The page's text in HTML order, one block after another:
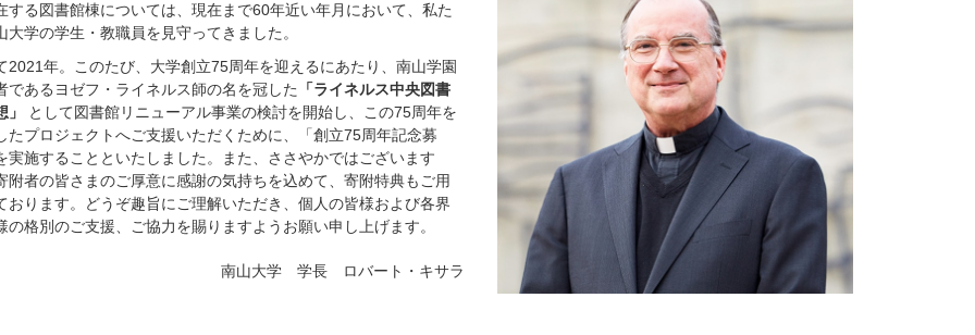
する図書館棟については、現在まで60年近い年月において、私た
大学の学生・教職員を見守ってきました。
2021年。このたび、大学創立75周年を迎えるにあたり、南山学園
であるヨゼフ・ライネルス師の名を冠した
「ライネルス中央図書
」 として図書館リニューアル事業の検討を開始し、この75周年を
たプロジェクトへご支援いただくために、「創立75周年記念募
実施することといたしました。また、ささやかではございます
附者の皆さまのご厚意に感謝の気持ちを込めて、寄附特典もご用
おります。どうぞ趣旨にご理解いただき、個人の皆様および各界
の格別のご支援、ご協力を賜りますようお願い申し上げます。
南山大学 学長 ロバート・キサラ